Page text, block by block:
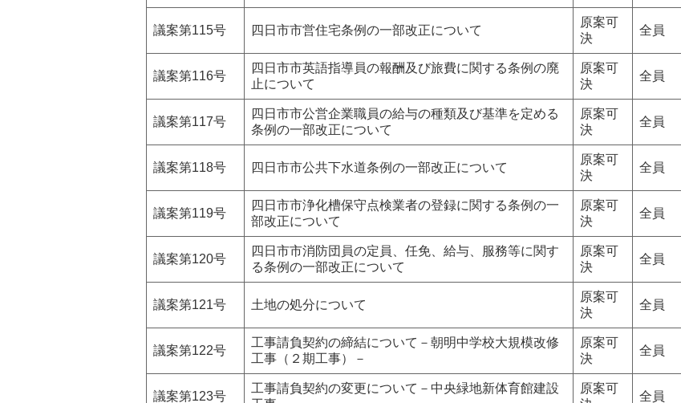
議案第115号 四日市市営住宅条例の一部改正について
原案可
決
全員
議案第116号
四日市市英語指導員の報酬及び旅費に関する条例の廃
止について
原案可
決
全員
議案第117号
四日市市公営企業職員の給与の種類及び基準を定める
条例の一部改正について
原案可
決
全員
議案第118号 四日市市公共下水道条例の一部改正について
原案可
決
全員
議案第119号
四日市市浄化槽保守点検業者の登録に関する条例の一
部改正について
原案可
決
全員
議案第120号
四日市市消防団員の定員、任免、給与、服務等に関す
る条例の一部改正について
原案可
決
全員
議案第121号 土地の処分について
原案可
決
全員
議案第122号
工事請負契約の締結について－朝明中学校大規模改修
工事（２期工事）－
原案可
決
全員
議案第123号
工事請負契約の変更について－中央緑地新体育館建設
原案可
全員